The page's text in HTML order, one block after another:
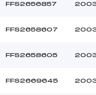
(MB)
FFS2656857
FFS2658607
FFS2658605
FFS2669645